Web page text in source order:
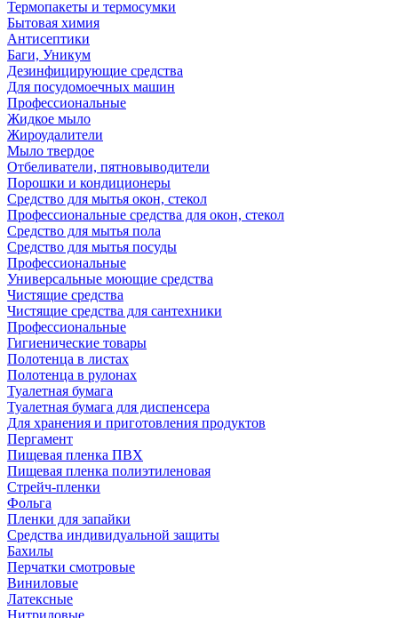
Термопакеты и термосумки
Бытовая химия
Антисептики
Баги, Уникум
Дезинфицирующие средства
Для посудомоечных машин
Профессиональные
Жидкое мыло
Жироудалители
Мыло твердое
Отбеливатели, пятновыводители
Порошки и кондиционеры
Средство для мытья окон, стекол
Профессиональные средства для окон, стекол
Средство для мытья пола
Средство для мытья посуды
Профессиональные
Универсальные моющие средства
Чистящие средства
Чистящие средства для сантехники
Профессиональные
Гигиенические товары
Полотенца в листах
Полотенца в рулонах
Туалетная бумага
Туалетная бумага для диспенсера
Для хранения и приготовления продуктов
Пергамент
Пищевая пленка ПВХ
Пищевая пленка полиэтиленовая
Стрейч-пленки
Фольга
Пленки для запайки
Средства индивидуальной защиты
Бахилы
Перчатки смотровые
Виниловые
Латексные
Нитриловые